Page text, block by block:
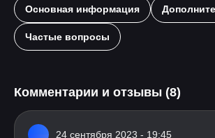
Основная информация
Частые вопросы
Комментарии и отзывы (8)
24 сентября 2023 - 19:45